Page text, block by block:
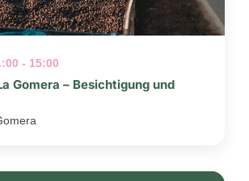
- 15:00
Gomera – Besichtigung und